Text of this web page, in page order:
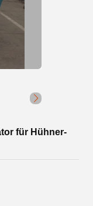
für Hühner-